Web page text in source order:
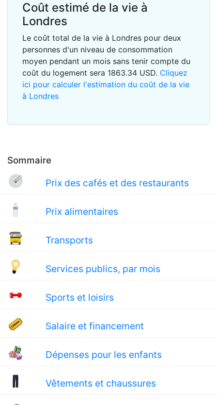
Sommaire
Prix des cafés et des restaurants
Prix alimentaires
Transports
Services publics, par mois
Sports et loisirs
Salaire et financement
Dépenses pour les enfants
Vêtements et chaussures
Coût estimé de la vie à
Londres
Le coût total de la vie à Londres pour deux
personnes d'un niveau de consommation
moyen pendant un mois sans tenir compte du
coût du logement sera 1863.34 USD. Cliquez
ici pour calculer l'estimation du coût de la vie
à Londres